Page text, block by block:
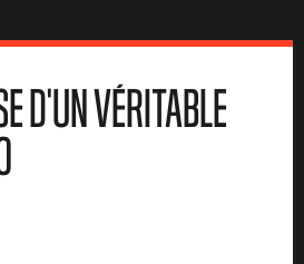
D'UN VÉRITABLE